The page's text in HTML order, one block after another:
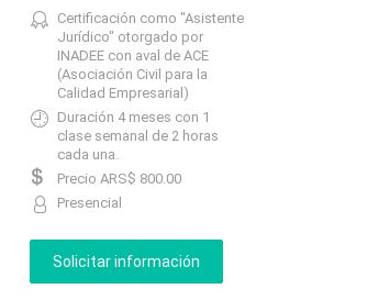
Certificación como "Asistente
Jurídico" otorgado por
INADEE con aval de ACE
(Asociación Civil para la
Calidad Empresarial)
Duración 4 meses con 1
clase semanal de 2 horas
cada una.
Precio ARS$ 800.00
Presencial